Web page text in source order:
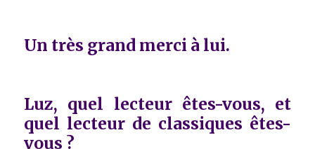
Un très grand merci à lui.
Luz, quel lecteur êtes-vous, et
quel lecteur de classiques êtes-
vous ?